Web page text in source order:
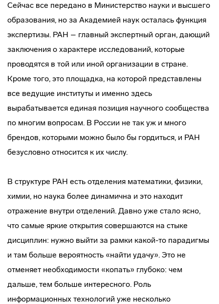
Сейчас все передано в Министерство науки и высшего
образования, но за Академией наук осталась функция
экспертизы. РАН – главный экспертный орган, дающий
заключения о характере исследований, которые
проводятся в той или иной организации в стране.
Кроме того, это площадка, на которой представлены
все ведущие институты и именно здесь
вырабатывается единая позиция научного сообщества
по многим вопросам. В России не так уж и много
брендов, которыми можно было бы гордиться, и РАН
безусловно относится к их числу.
В структуре РАН есть отделения математики, физики,
химии, но наука более динамична и это находит
отражение внутри отделений. Давно уже стало ясно,
что самые яркие открытия совершаются на стыке
дисциплин: нужно выйти за рамки какой-то парадигмы
и там больше вероятность «найти удачу». Это не
отменяет необходимости «копать» глубоко: чем
дальше, тем больше интересного. Роль
информационных технологий уже несколько